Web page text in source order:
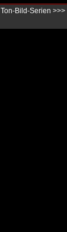
Ton-Bild-Serien >>>